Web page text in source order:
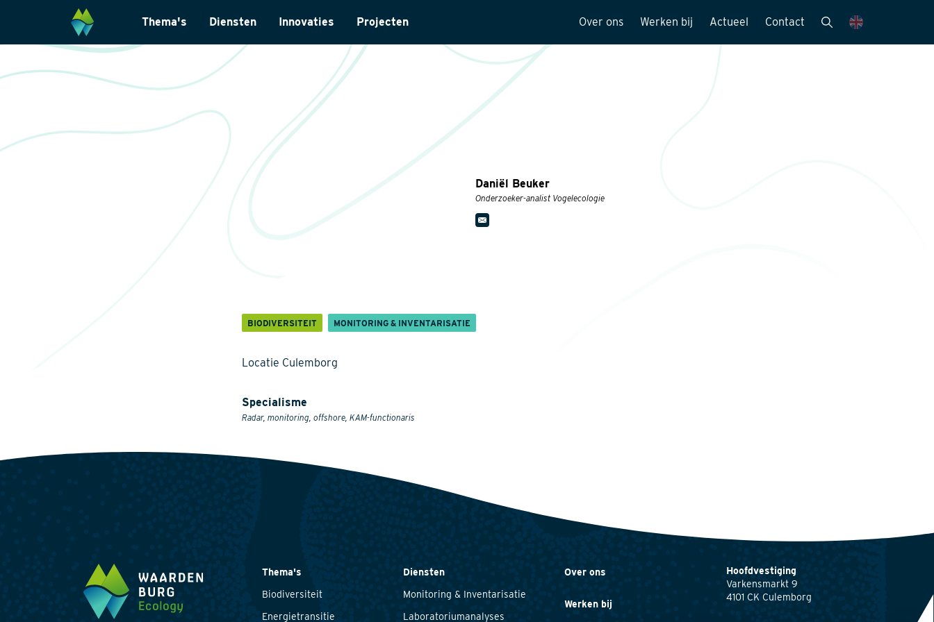
Thema's
Energietransitie
Natuurinclusief Ontwerp
Natuurherstel
Diensten
Monitoring & Inventarisatie
Laboratoriumanalyses
Landschapsarchitectuur
Internationaal
Datamanagement
Wet- en regelgeving
Innovaties Projecten Over ons Werken bij
Stagemogelijkheden
Actueel Contact
Daniël Beuker
Onderzoeker-analist Vogelecologie
BIODIVERSITEIT MONITORING & INVENTARISATIE
Locatie Culemborg
Specialisme
Radar, monitoring, offshore, KAM-functionaris
Hoofdvestiging
Varkensmarkt 9
4101 CK Culemborg
Thema's
Biodiversiteit
Energietransitie
Diensten
Monitoring & Inventarisatie
Laboratoriumanalyses
Over ons
Werken bij